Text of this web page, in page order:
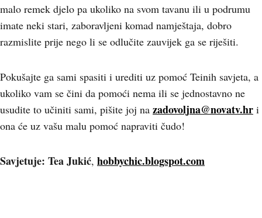
malo remek djelo pa ukoliko na svom tavanu ili u podrumu
imate neki stari, zaboravljeni komad namještaja, dobro
razmislite prije nego li se odlučite zauvijek ga se riješiti.
Pokušajte ga sami spasiti i urediti uz pomoć Teinih savjeta, a
ukoliko vam se čini da pomoći nema ili se jednostavno ne
usudite to učiniti sami, pišite joj na zadovoljna@novatv.hr i
ona će uz vašu malu pomoć napraviti čudo!
Savjetuje: Tea Jukić, hobbychic.blogspot.com